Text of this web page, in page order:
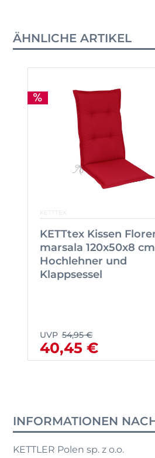
ÄHNLICHE ARTIKEL
KETTTEX
KETTtex Kissen
marsala 120x50x8
Hochlehner und
Klappsessel
UVP 54,95 €
40,45 €
INFORMATIONEN
KETTLER Polen sp. z o.o.